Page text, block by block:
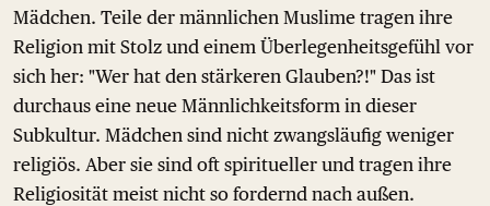
Mädchen. Teile der männlichen Muslime tragen ihre
Religion mit Stolz und einem Überlegenheitsgefühl vor
sich her: "Wer hat den stärkeren Glauben?!" Das ist
durchaus eine neue Männlichkeitsform in dieser
Subkultur. Mädchen sind nicht zwangsläufig weniger
religiös. Aber sie sind oft spiritueller und tragen ihre
Religiosität meist nicht so fordernd nach außen.